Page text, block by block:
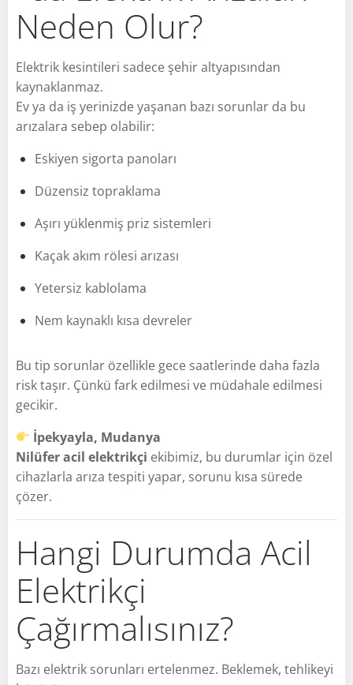
Neden Olur?
Elektrik kesintileri sadece şehir altyapısından
kaynaklanmaz.
Ev ya da iş yerinizde yaşanan bazı sorunlar da bu
arızalara sebep olabilir:
Eskiyen sigorta panoları
Düzensiz topraklama
Aşırı yüklenmiş priz sistemleri
Kaçak akım rölesi arızası
Yetersiz kablolama
Nem kaynaklı kısa devreler
Bu tip sorunlar özellikle gece saatlerinde daha fazla
risk taşır. Çünkü fark edilmesi ve müdahale edilmesi
gecikir.
İpekyayla, Mudanya
Nilüfer acil elektrikçi ekibimiz, bu durumlar için özel
cihazlarla arıza tespiti yapar, sorunu kısa sürede
çözer.
Hangi Durumda Acil
Elektrikçi
Çağırmalısınız?
Bazı elektrik sorunları ertelenmez. Beklemek, tehlikeyi